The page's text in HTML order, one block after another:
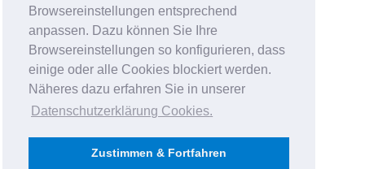
Browsereinstellungen entsprechend
anpassen. Dazu können Sie Ihre
Browsereinstellungen so konfigurieren, dass
einige oder alle Cookies blockiert werden.
Näheres dazu erfahren Sie in unserer
Datenschutzerklärung Cookies.
Zustimmen & Fortfahren